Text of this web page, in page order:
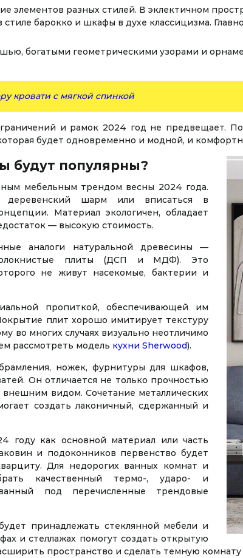
элементов разных стилей. В эклектичном
барокко и шкафы в духе классицизма.
богатыми геометрическими узорами и
кровати с мягкой спинкой
и рамок 2024 год не предвещает.
будет одновременно и модной, и
будут популярны?
мебельным трендом весны 2024 года.
шарм или вписаться в
Материал экологичен, обладает
— высокую стоимость.
аналоги натуральной древесины —
плиты (ДСП и МДФ). Это
не живут насекомые, бактерии и
пропиткой, обеспечивающей им
плит хорошо имитирует текстуру
во многих случаях визуально неотличимо
рассмотреть модель кухни Sherwood).
ножек, фурнитуры для шкафов,
Он отличается не только прочностью
видом. Сочетание металлических
создать лаконичный, сдержанный и
году как основной материал или часть
и подоконников первенство будет
Для недорогих ванных комнат и
качественный термо-, ударо- и
под перечисленные трендовые
принадлежать стеклянной мебели и
и стеллажах помогут создать открытую
пространство и сделать темную